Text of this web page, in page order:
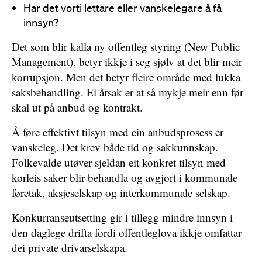
Har det vorti lettare eller vanskelegare å få
innsyn?
Det som blir kalla ny offentleg styring (New Public
Management), betyr ikkje i seg sjølv at det blir meir
korrupsjon. Men det betyr fleire område med lukka
saksbehandling. Ei årsak er at så mykje meir enn før
skal ut på anbud og kontrakt.
Å føre effektivt tilsyn med ein anbudsprosess er
vanskeleg. Det krev både tid og sakkunnskap.
Folkevalde utøver sjeldan eit konkret tilsyn med
korleis saker blir behandla og avgjort i kommunale
føretak, aksjeselskap og interkommunale selskap.
Konkurranseutsetting gir i tillegg mindre innsyn i
den daglege drifta fordi offentleglova ikkje omfattar
dei private drivarselskapa.